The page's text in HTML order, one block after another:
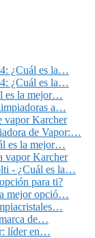
¿Cuál es la…
¿Cuál es la…
es la mejor…
a…
vapor Karcher
de Vapor:…
es la mejor…
vapor Karcher
- ¿Cuál es la…
para ti?
mejor opció…
de…
líder en…